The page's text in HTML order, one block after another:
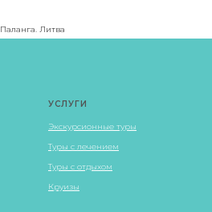
Паланга. Литва
УСЛУГИ
Экскурсионные туры
Туры с лечением
Туры с отдыхом
Круизы